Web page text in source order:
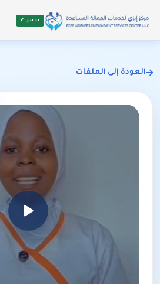
تدبير ✓
العودة إلى الملفات